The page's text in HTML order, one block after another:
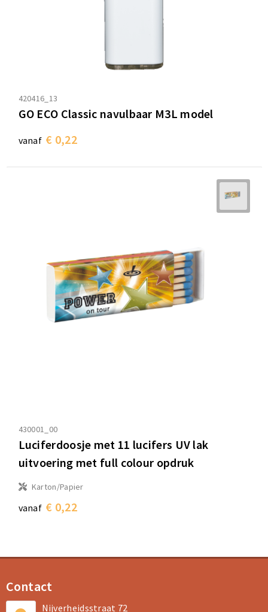
420416_13
GO ECO Classic navulbaar M3L model
vanaf € 0,22
430001_00
Luciferdoosje met 11 lucifers UV lak
uitvoering met full colour opdruk
Karton/Papier
vanaf € 0,22
Contact
Nijverheidsstraat 72